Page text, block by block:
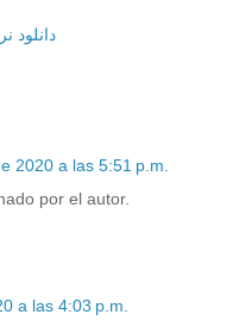
دانلود
2020 a las 5:51 p.m.
por el autor.
a las 4:03 p.m.